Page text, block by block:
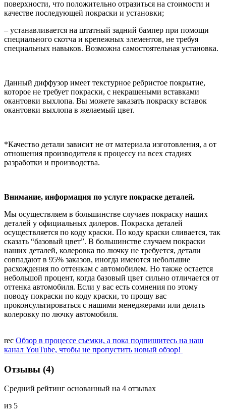
поверхности, что положительно отразиться на стоимости и
качестве последующей покраски и установки;
– устанавливается на штатный задний бампер при помощи
специального скотча и крепежных элементов, не требуя
специальных навыков. Возможна самостоятельная установка.
Данный диффузор имеет текстурное ребристое покрытие,
которое не требует покраски, с некрашеными вставками
окантовки выхлопа. Вы можете заказать покраску вставок
окантовки выхлопа в желаемый цвет.
*Качество детали зависит не от материала изготовления, а от
отношения производителя к процессу на всех стадиях
разработки и производства.
Внимание, информация по услуге покраске деталей.
Мы осуществляем в большинстве случаев покраску наших
деталей у официальных дилеров. Покраска деталей
осуществляется по коду краски. По коду краски сливается, так
сказать “базовый цвет”. В большинстве случаем покраски
наших деталей, колеровка по лючку не требуется, детали
совпадают в 95% заказов, иногда имеются небольшие
расхождения по оттенкам с автомобилем. Но также остается
небольшой процент, когда базовый цвет сильно отличается от
оттенка автомобиля. Если у вас есть сомнения по этому
поводу покраски по коду краски, то прошу вас
проконсультироваться с нашими менеджерами или делать
колеровку по лючку автомобиля.
rec Обзор в процессе съемки, а пока подпишитесь на наш
канал YouTube, чтобы не пропустить новый обзор!
Отзывы (4)
Средний рейтинг основанный на 4 отзывах
из 5